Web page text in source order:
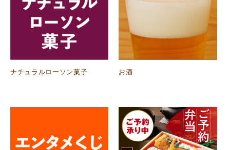
ナチュラルローソン菓子 お酒